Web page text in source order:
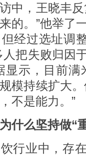
，王晓丰反
的。”他举了
经过选址调
人把失败归
显示，目前
模持续扩大
不是能力。”
什么坚持做“
业中，存在